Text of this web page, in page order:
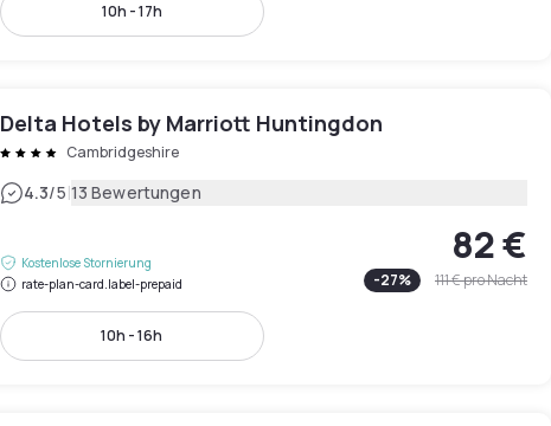
10h - 17h
Delta Hotels by Marriott Huntingdon
Cambridgeshire
4.3/5|13 Bewertungen
Kostenlose Stornierung
rate-plan-card.label-prepaid
82 €
-27% 111 €pro Nacht
10h - 16h